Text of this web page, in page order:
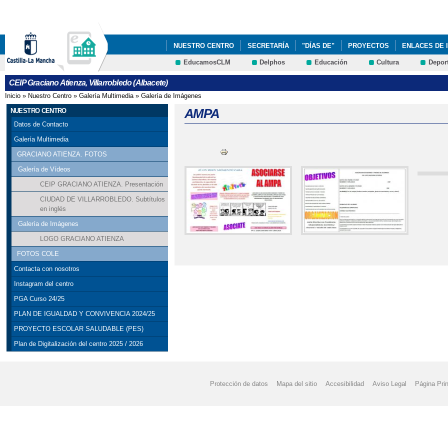
NUESTRO CENTRO SECRETARÍA "DÍAS DE" PROYECTOS ENLACES DE
EducamosCLM Delphos Educación Cultura
CEIP Graciano Atienza, Villarrobledo (Albacete)
Se encuentra usted aquí
Inicio » Nuestro Centro » Galería Multimedia» Galería de Imágenes
NUESTRO CENTRO
Datos de Contacto
Galería Multimedia
GRACIANO ATIENZA. FOTOS
Galería de Vídeos
CEIP GRACIANO ATIENZA. Presentación
CIUDAD DE VILLARROBLEDO. Subtítulos
en inglés
Galería de Imágenes
LOGO GRACIANO ATIENZA
FOTOS COLE
Contacta con nosotros
Instagram del centro
PGA Curso 24/25
PLAN DE IGUALDAD Y CONVIVENCIA 2024/25
PROYECTO ESCOLAR SALUDABLE (PES)
Plan de Digitalización del centro 2025 / 2026
AMPA
Protección de datos Mapa del sitio Accesibilidad Aviso Legal Página